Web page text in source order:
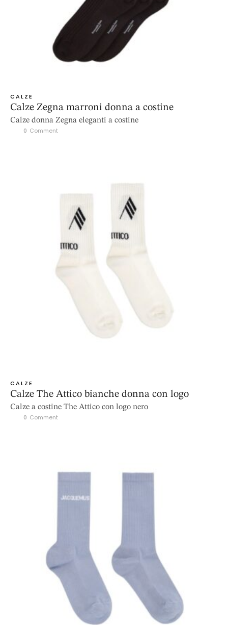
CALZE
Calze Zegna marroni donna a costine
Calze donna Zegna eleganti a costine
0 Comment
CALZE
Calze The Attico bianche donna con logo
Calze a costine The Attico con logo nero
0 Comment